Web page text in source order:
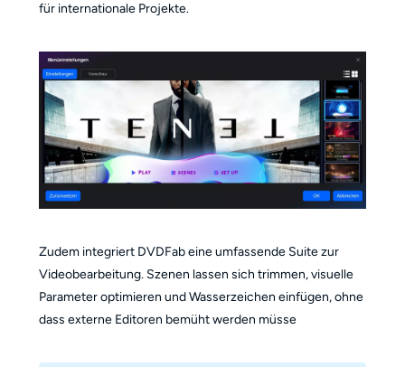
für internationale Projekte.
Zudem integriert DVDFab eine umfassende Suite zur
Videobearbeitung. Szenen lassen sich trimmen, visuelle
Parameter optimieren und Wasserzeichen einfügen, ohne
dass externe Editoren bemüht werden müsse